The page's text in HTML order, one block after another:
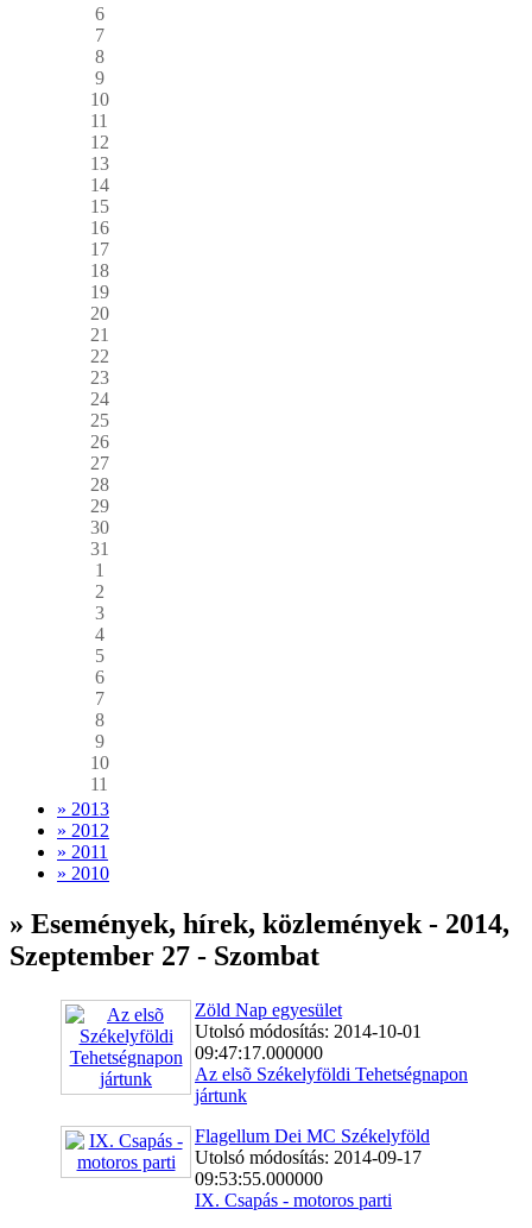
6
7
8
9
10
11
12
13
14
15
16
17
18
19
20
21
22
23
24
25
26
27
28
29
30
31
1
2
3
4
5
6
7
8
9
10
11
» 2013
» 2012
» 2011
» 2010
» Események, hírek, közlemények - 2014,
Szeptember 27 - Szombat
Zöld Nap egyesület
Utolsó módosítás: 2014-10-01
09:47:17.000000
Az elsõ Székelyföldi Tehetségnapon
jártunk
Flagellum Dei MC Székelyföld
Utolsó módosítás: 2014-09-17
09:53:55.000000
IX. Csapás - motoros parti